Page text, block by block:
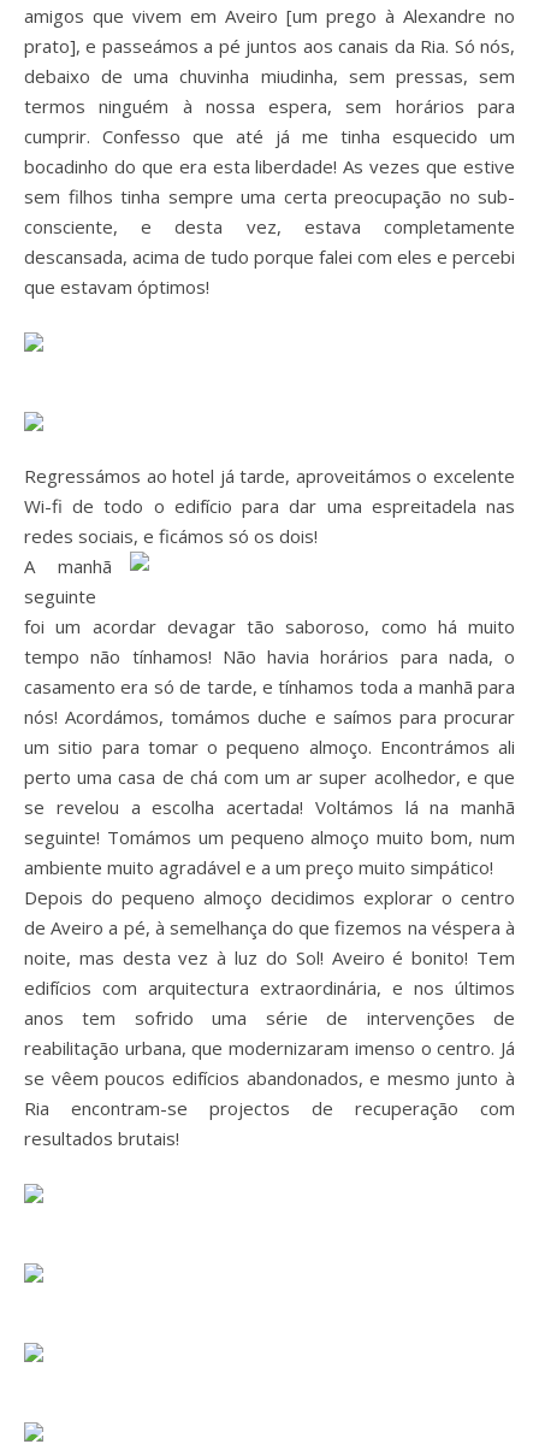
amigos que vivem em Aveiro [um prego à Alexandre no
prato], e passeámos a pé juntos aos canais da Ria. Só nós,
debaixo de uma chuvinha miudinha, sem pressas, sem
termos ninguém à nossa espera, sem horários para
cumprir. Confesso que até já me tinha esquecido um
bocadinho do que era esta liberdade! As vezes que estive
sem filhos tinha sempre uma certa preocupação no sub-
consciente, e desta vez, estava completamente
descansada, acima de tudo porque falei com eles e percebi
que estavam óptimos!
Regressámos ao hotel já tarde, aproveitámos o excelente
Wi-fi de todo o edifício para dar uma espreitadela nas
redes sociais, e ficámos só os dois!
A manhã
seguinte
foi um acordar devagar tão saboroso, como há muito
tempo não tínhamos! Não havia horários para nada, o
casamento era só de tarde, e tínhamos toda a manhã para
nós! Acordámos, tomámos duche e saímos para procurar
um sitio para tomar o pequeno almoço. Encontrámos ali
perto uma casa de chá com um ar super acolhedor, e que
se revelou a escolha acertada! Voltámos lá na manhã
seguinte! Tomámos um pequeno almoço muito bom, num
ambiente muito agradável e a um preço muito simpático!
Depois do pequeno almoço decidimos explorar o centro
de Aveiro a pé, à semelhança do que fizemos na véspera à
noite, mas desta vez à luz do Sol! Aveiro é bonito! Tem
edifícios com arquitectura extraordinária, e nos últimos
anos tem sofrido uma série de intervenções de
reabilitação urbana, que modernizaram imenso o centro. Já
se vêem poucos edifícios abandonados, e mesmo junto à
Ria encontram-se projectos de recuperação com
resultados brutais!